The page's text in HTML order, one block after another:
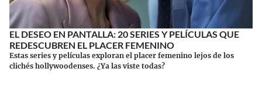
EL DESEO EN PANTALLA: 20 SERIES Y PELÍCULAS QUE
REDESCUBREN EL PLACER FEMENINO
Estas series y películas exploran el placer femenino lejos de los
clichés hollywoodenses. ¿Ya las viste todas?